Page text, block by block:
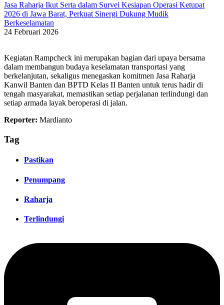
Jasa Raharja Ikut Serta dalam Survei Kesiapan Operasi Ketupat
2026 di Jawa Barat, Perkuat Sinergi Dukung Mudik
Berkeselamatan
24 Februari 2026
Kegiatan Rampcheck ini merupakan bagian dari upaya bersama
dalam membangun budaya keselamatan transportasi yang
berkelanjutan, sekaligus menegaskan komitmen Jasa Raharja
Kanwil Banten dan BPTD Kelas II Banten untuk terus hadir di
tengah masyarakat, memastikan setiap perjalanan terlindungi dan
setiap armada layak beroperasi di jalan.
Reporter: Mardianto
Tag
Pastikan
Penumpang
Raharja
Terlindungi